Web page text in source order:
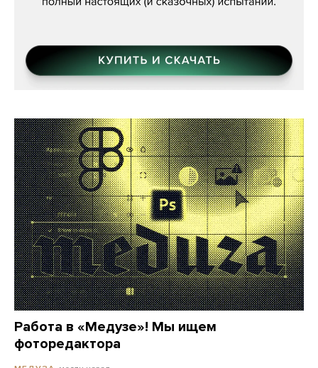
Работа в «Медузе»! Мы ищем
фоторедактора